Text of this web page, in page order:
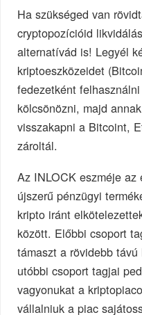
Ha szükséged van
cryptopozícióid
alternatívád is! Legyél
kriptoeszközeidet
fedezetként
kölcsönözni, majd
visszakapni a Bitcoint,
zároltál.
Az INLOCK eszméje
újszerű pénzügyi
kripto iránt
között. Előbbi csoport
támaszt a rövidebb
utóbbi csoport tagjai
vagyonukat a
vállalniuk a piac